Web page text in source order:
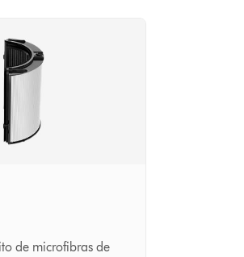
de microfibras de